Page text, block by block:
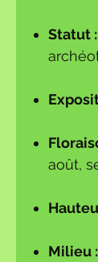
Statut :
août,
Milieu :